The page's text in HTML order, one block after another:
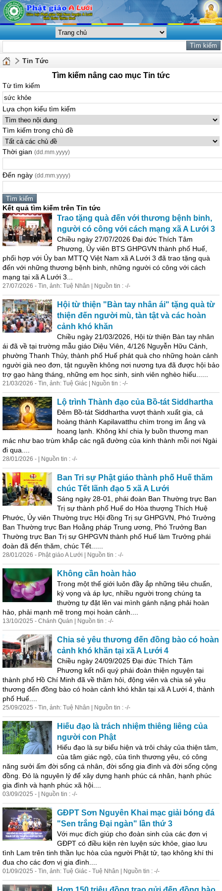
Tin Tức
Tìm kiếm nâng cao mục Tin tức
Từ tìm kiếm
Lựa chọn kiểu tìm kiếm
Tìm kiếm trong chủ đề
Thời gian (dd.mm.yyyy)
Đến ngày (dd.mm.yyyy)
Kết quả tìm kiếm trên Tin tức
Trao tặng quà đến với thương bệnh binh,
người có công với cách mạng xã A Lưới 3
Chiều ngày 27/07/2026 Đại đức Thích Tâm
Phương, Ủy viên BTS GHPGVN thành phố Huế,
phối hợp với Ủy ban MTTQ Việt Nam xã A Lưới 3 đã trao tặng quà
đến với những thương bệnh binh, những người có công với cách
mạng tại xã A Lưới 3...
27/07/2026 - Tin, ảnh: Tuệ Nhân | Nguồn tin : -/-
Hội từ thiện "Bàn tay nhân ái" tặng quà từ
thiện đến người mù, tàn tật và các hoàn
cảnh khó khăn
Chiều ngày 21/03/2026, Hội từ thiện Bàn tay nhân
ái đã về tại trường mẫu giáo Diệu Viên, 4/126 Nguyễn Hữu Cảnh,
phường Thanh Thủy, thành phố Huế phát quà cho những hoàn cảnh
người già neo đơn, tật nguyền không nơi nương tựa đã được hội bảo
trợ gạo hàng tháng, những em học sinh, sinh viên nghèo hiếu......
21/03/2026 - Tin, ảnh: Tuệ Giác | Nguồn tin : -/-
Lộ trình Thành đạo của Bồ-tát Siddhartha
Đêm Bồ-tát Siddhartha vượt thành xuất gia, cả
hoàng thành Kapilavatthu chìm trong im ắng và
hoang lạnh. Không khí chia ly buồn thương man
mác như bao trùm khắp các ngã đường của kinh thành mỗi nơi Ngài
đi qua....
28/01/2026 - | Nguồn tin : -/-
Ban Tri sự Phật giáo thành phố Huế thăm
chúc Tết lãnh đạo 5 xã A Lưới
Sáng ngày 28-01, phái đoàn Ban Thường trực Ban
Trị sự thành phố Huế do Hòa thượng Thích Huệ
Phước, Ủy viên Thường trực Hội đồng Trị sự GHPGVN, Phó Trưởng
Ban Thường trực Ban Hoằng pháp Trung ương, Phó Trưởng Ban
Thường trực Ban Trị sự GHPGVN thành phố Huế làm Trưởng phái
đoàn đã đến thăm, chúc Tết......
28/01/2026 - Phật giáo A Lưới | Nguồn tin : -/-
Không cần hoàn hảo
Trong một thế giới luôn đầy ắp những tiêu chuẩn,
kỳ vọng và áp lực, nhiều người trong chúng ta
thường tự đặt lên vai mình gánh nặng phải hoàn
hảo, phải mạnh mẽ trong mọi hoàn cảnh....
13/10/2025 - Chánh Quán | Nguồn tin : -/-
Chia sẻ yêu thương đến đồng bào có hoàn
cảnh khó khăn tại xã A Lưới 4
Chiều ngày 24/09/2025 Đại đức Thích Tâm
Phương kết nối quý phái đoàn thiện nguyện tại
thành phố Hồ Chí Minh đã về thăm hỏi, động viên và chia sẻ yêu
thương đến đồng bào có hoàn cảnh khó khăn tại xã A Lưới 4, thành
phố Huế....
25/09/2025 - Tin, ảnh: Tuệ Nhân | Nguồn tin : -/-
Hiếu đạo là trách nhiệm thiêng liêng của
người con Phật
Hiếu đạo là sự biểu hiện và trôi chảy của thiện tâm,
của tâm giác ngộ, của tình thương yêu, có công
năng sưởi ấm đời sống cá nhân, đời sống gia đình và đời sống cộng
đồng. Đó là nguyên lý để xây dựng hạnh phúc cá nhân, hạnh phúc
gia đình và hạnh phúc xã hội....
03/09/2025 - | Nguồn tin : -/-
GĐPT Sơn Nguyên Khai mạc giải bóng đá
"Sen trắng Đại ngàn" lần thứ 3
Với mục đích giúp cho đoàn sinh của các đơn vị
GĐPT có điều kiện rèn luyện sức khỏe , giao lưu
tình Lam trên tinh thần lục hòa của người Phật tử, tạo không khí thi
đua cho các đơn vị gia đình....
01/09/2025 - Tin, ảnh: Tuệ Giác - Tuệ Nhân | Nguồn tin : -/-